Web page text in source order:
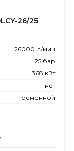
26/25
26000 л/мин
25 бар
368 кВт
нет
ременной